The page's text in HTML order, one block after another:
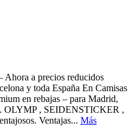
Ahora a precios reducidos
y toda España En Camisas
en rebajas – para Madrid,
OLYMP , SEIDENSTICKER ,
Ventajas... Más